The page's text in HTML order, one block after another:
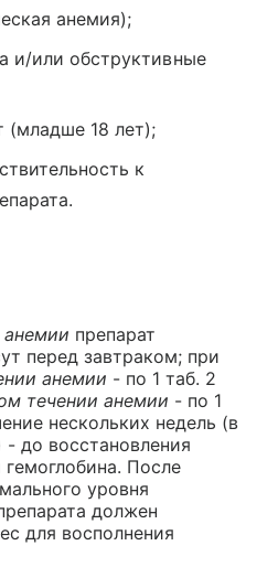
анемия);
и/или обструктивные
(младше 18 лет);
к
анемии препарат
перед завтраком; при
анемии - по 1 таб. 2
течении анемии - по 1
нескольких недель (в
до восстановления
После
уровня
должен
для восполнения